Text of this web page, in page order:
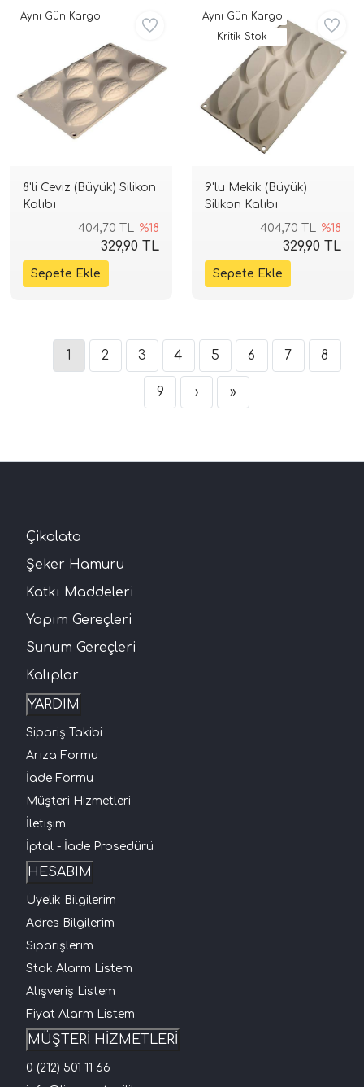
8'li Ceviz (Büyük) Silikon
Kalıbı
404,70 TL %18
329,90 TL
Aynı Gün Kargo
9'lu Mekik (Büyük)
Silikon Kalıbı
404,70 TL %18
329,90 TL
Aynı Gün Kargo
Kritik Stok
1 2 3 4 5 6 7 8
9 › »
Çikolata
Şeker Hamuru
Katkı Maddeleri
Yapım Gereçleri
Sunum Gereçleri
Kalıplar
YARDIM
Sipariş Takibi
Arıza Formu
İade Formu
Müşteri Hizmetleri
İletişim
İptal - İade Prosedürü
HESABIM
Üyelik Bilgilerim
Adres Bilgilerim
Siparişlerim
Stok Alarm Listem
Alışveriş Listem
Fiyat Alarm Listem
MÜŞTERİ HİZMETLERİ
0 (212) 501 11 66